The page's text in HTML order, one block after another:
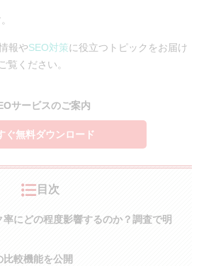
報やSEO対策に役立つトピックをお届け
覧ください。
サービスのご案内
ぐ無料ダウンロード
目次
にどの程度影響するのか？調査で明
較機能を公開